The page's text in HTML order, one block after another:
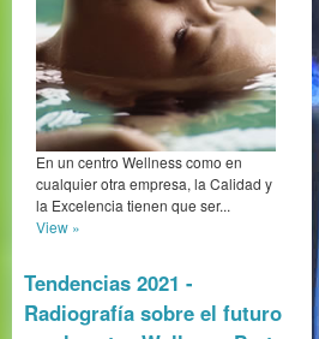
En un centro Wellness como en
cualquier otra empresa, la Calidad y
la Excelencia tienen que ser...
View »
Tendencias 2021 -
Radiografía sobre el futuro